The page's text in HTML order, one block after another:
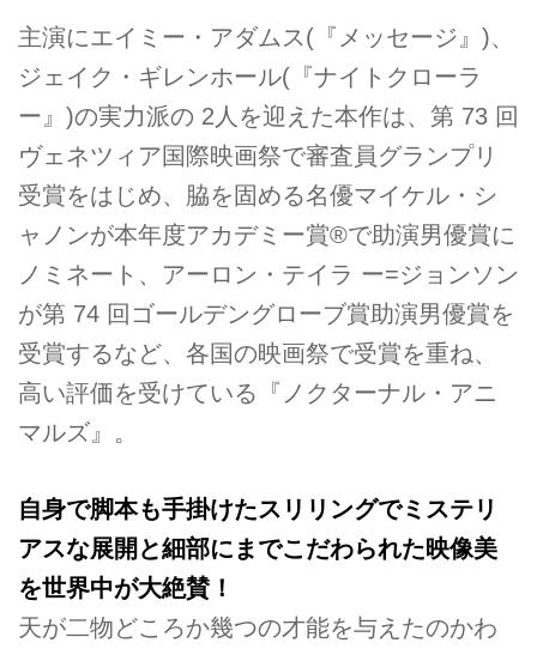
主演にエイミー・アダムス(『メッセージ』)、
ジェイク・ギレンホール(『ナイトクローラ
ー』)の実力派の 2人を迎えた本作は、第 73 回
ヴェネツィア国際映画祭で審査員グランプリ
受賞をはじめ、脇を固める名優マイケル・シ
ャノンが本年度アカデミー賞®で助演男優賞に
ノミネート、アーロン・テイラ ー=ジョンソン
が第 74 回ゴールデングローブ賞助演男優賞を
受賞するなど、各国の映画祭で受賞を重ね、
高い評価を受けている『ノクターナル・アニ
マルズ』。
自身で脚本も手掛けたスリリングでミステリ
アスな展開と細部にまでこだわられた映像美
を世界中が大絶賛！
天が二物どころか幾つの才能を与えたのかわ